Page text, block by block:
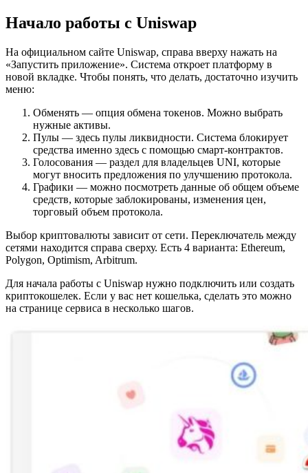
Начало работы с Uniswap
На официальном сайте Uniswap, справа вверху нажать на
«Запустить приложение». Система откроет платформу в
новой вкладке. Чтобы понять, что делать, достаточно изучить
меню:
Обменять — опция обмена токенов. Можно выбрать
нужные активы.
Пулы — здесь пулы ликвидности. Система блокирует
средства именно здесь с помощью смарт-контрактов.
Голосования — раздел для владельцев UNI, которые
могут вносить предложения по улучшению протокола.
Графики — можно посмотреть данные об общем объеме
средств, которые заблокированы, изменения цен,
торговый объем протокола.
Выбор криптовалюты зависит от сети. Переключатель между
сетями находится справа сверху. Есть 4 варианта: Ethereum,
Polygon, Optimism, Arbitrum.
Для начала работы с Uniswap нужно подключить или создать
криптокошелек. Если у вас нет кошелька, сделать это можно
на странице сервиса в несколько шагов.